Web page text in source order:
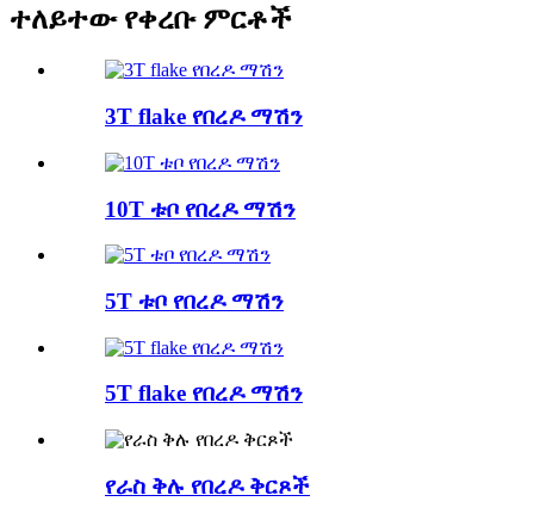
ተለይተው የቀረቡ ምርቶች
3T flake የበረዶ ማሽን
10T ቱቦ የበረዶ ማሽን
5T ቱቦ የበረዶ ማሽን
5T flake የበረዶ ማሽን
የራስ ቅሉ የበረዶ ቅርጾች